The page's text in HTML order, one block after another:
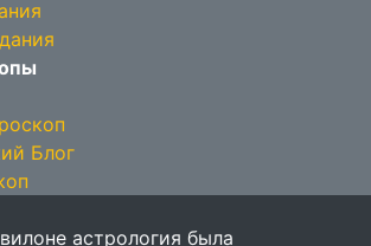
Блог
астрология была